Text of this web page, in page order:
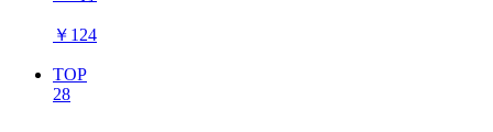
￥ 124
TOP
28